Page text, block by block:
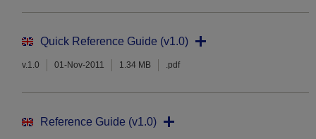
Quick Reference Guide (v1.0)
v.1.0 01-Nov-2011 1.34 MB .pdf
Reference Guide (v1.0)